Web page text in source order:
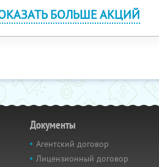
БОЛЬШЕ АКЦИЙ
Документы
Агентский договор
Лицензионный договор